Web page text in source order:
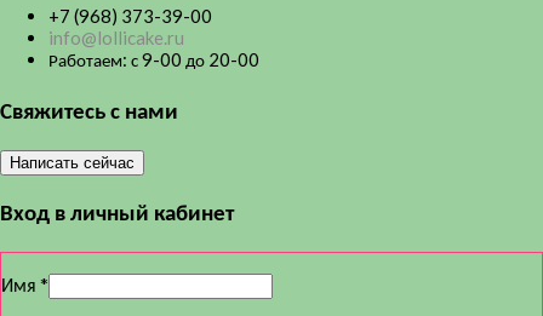
+7 (968) 373-39-00
info@lollicake.ru
Работаем: с 9-00 до 20-00
Свяжитесь с нами
Написать сейчас
Вход в личный кабинет
Имя *